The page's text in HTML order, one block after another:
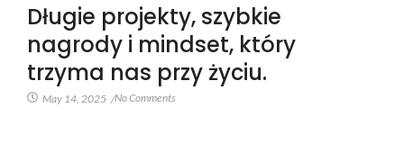
Długie projekty, szybkie
nagrody i mindset, który
trzyma nas przy życiu.
May 14, 2025 /No Comments